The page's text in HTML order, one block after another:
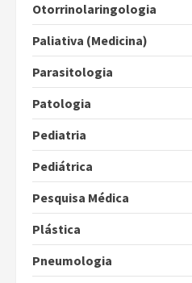
Otorrinolaringologia
Paliativa (Medicina)
Parasitologia
Patologia
Pediatria
Pediátrica
Pesquisa Médica
Plástica
Pneumologia